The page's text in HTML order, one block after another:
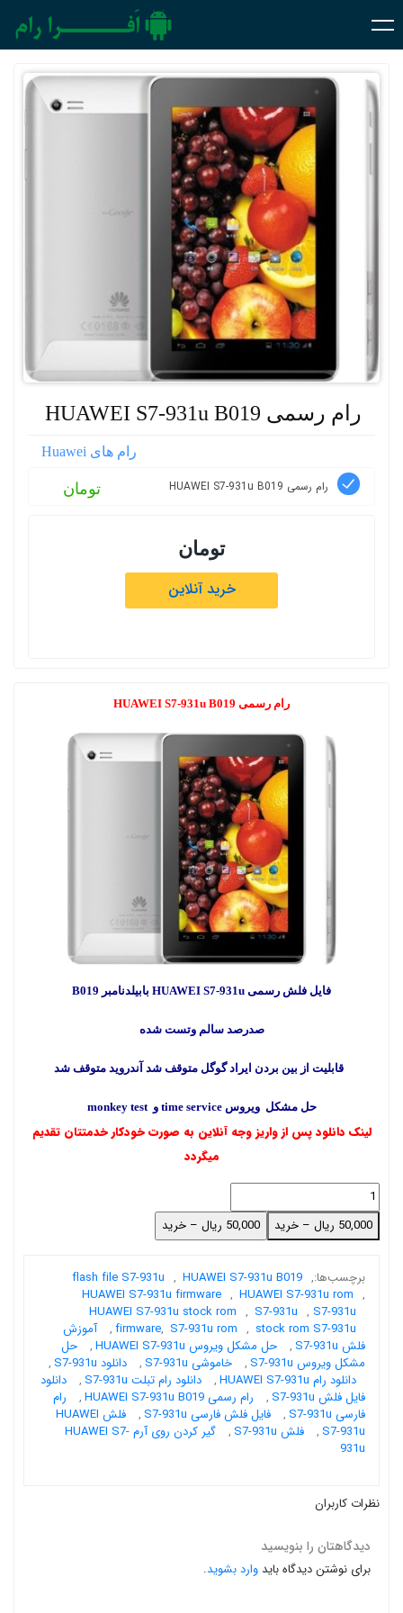
رام رسمی HUAWEI S7-931u B019
رام های Huawei
رام رسمی HUAWEI S7-931u B019 تومان
تومان
خرید آنلاین
رام رسمی HUAWEI S7-931u B019
فایل فلش رسمی HUAWEI S7-931u بابیلدنامبر B019
صدرصد سالم وتست شده
قابلیت از بین بردن ایراد گوگل متوقف شد آندروید متوقف شد
حل مشکل ویروس time service و monkey test
لینک دانلود پس از واریز وجه آنلاین به صورت خودکار خدمتتان تقدیم
میگردد
50,000 ریال – خرید
برچسب‌ها: flash file S7-931u , HUAWEI S7-931u B019 ,
HUAWEI S7-931u firmware , HUAWEI S7-931u rom ,
HUAWEI S7-931u stock rom , S7-931u , S7-931u
firmware, S7-931u rom , stock rom S7-931u
,
آموزش
فلش S7-931u
, حل مشکل ویروس HUAWEI S7-931u ,
حل
مشکل ویروس S7-931u
, خاموشی S7-931u , دانلود S7-931u
,
دانلود رام HUAWEI S7-931u
, دانلود رام تبلت S7-931u ,
دانلود
فایل فلش S7-931u
, رام رسمی HUAWEI S7-931u B019 ,
رام
فارسی S7-931u
, فایل فلش فارسی S7-931u ,
فلش HUAWEI
S7-931u
, فلش S7-931u ,
گیر کردن روی آرم HUAWEI S7-
931u
نظرات کاربران
دیدگاهتان را بنویسید
برای نوشتن دیدگاه باید وارد بشوید.